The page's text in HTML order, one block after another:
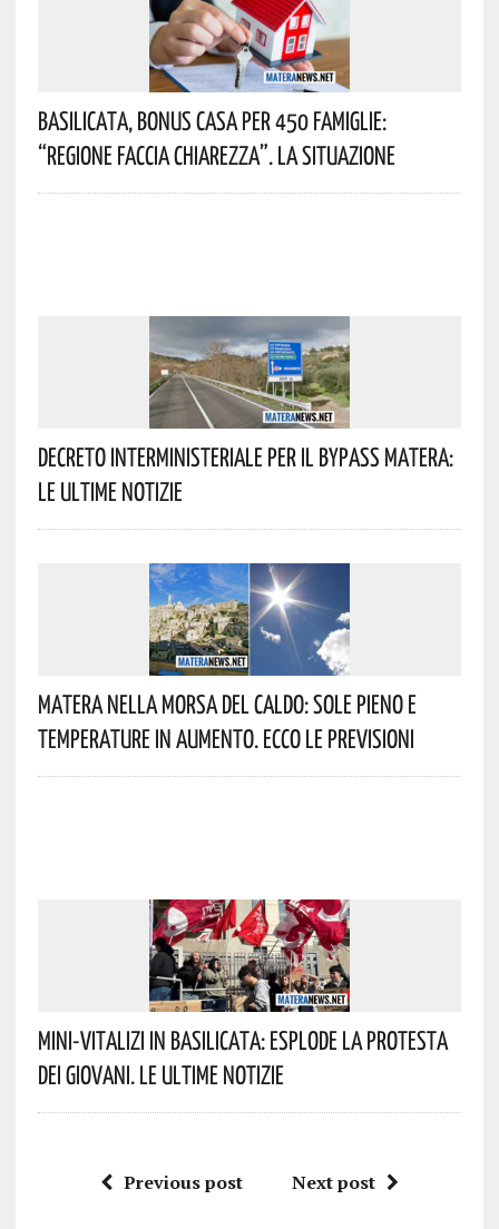
Basilicata, Bonus Casa Per 450 Famiglie:
“Regione Faccia Chiarezza”. La Situazione
Decreto Interministeriale Per Il Bypass Matera:
Le Ultime Notizie
Matera Nella Morsa Del Caldo: Sole Pieno E
Temperature In Aumento. Ecco Le Previsioni
Mini-Vitalizi In Basilicata: Esplode La Protesta
Dei Giovani. Le Ultime Notizie
Previous post Next post